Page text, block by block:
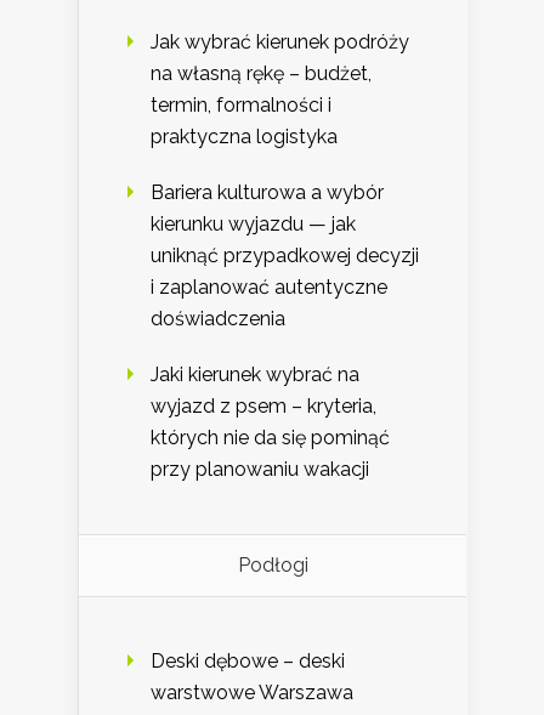
Jak wybrać kierunek podróży
na własną rękę – budżet,
termin, formalności i
praktyczna logistyka
Bariera kulturowa a wybór
kierunku wyjazdu — jak
uniknąć przypadkowej decyzji
i zaplanować autentyczne
doświadczenia
Jaki kierunek wybrać na
wyjazd z psem – kryteria,
których nie da się pominąć
przy planowaniu wakacji
Podłogi
Deski dębowe – deski
warstwowe Warszawa